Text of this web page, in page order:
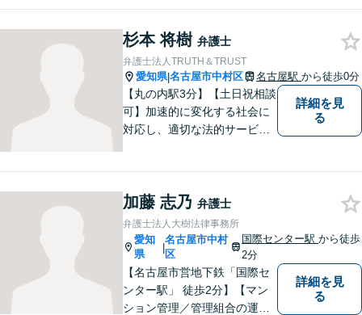
力でサポートいたします。
杉本 将樹 弁護士
弁護士法人TRUTH＆TRUST
愛知県|名古屋市中村区 名古屋駅 から徒歩0分
【丸の内駅3分】【土日祝相談
可】加速的に変化する社会に
対応し、適切な法的サービス
す。依頼者様の抱える法律問
題を解決し、いち早くストレ
スを解消できるよう努めま
す。
詳細を見
る
加藤 志乃 弁護士
弁護士法人大樹法律事務所
愛知
県
|
名古屋市中村
区
国際センター駅から徒歩
2分
【名古屋市営地下鉄「国際セ
ンター駅」 徒歩2分】【マン
ション管理／管理組合の運営
詳細を見
る